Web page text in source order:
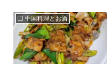
❏ 中国料理とお酒